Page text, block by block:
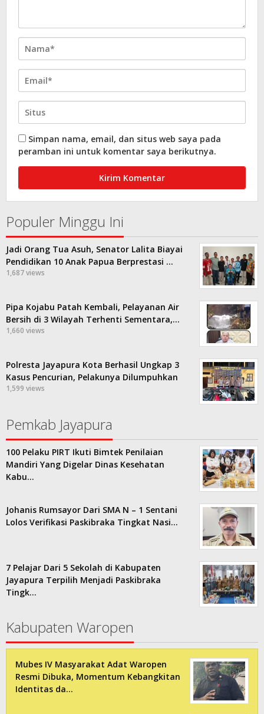
Simpan nama, email, dan situs web saya pada
peramban ini untuk komentar saya berikutnya.
Populer Minggu Ini
Jadi Orang Tua Asuh, Senator Lalita Biayai
Pendidikan 10 Anak Papua Berprestasi …
1,687 views
Pipa Kojabu Patah Kembali, Pelayanan Air
Bersih di 3 Wilayah Terhenti Sementara,…
1,660 views
Polresta Jayapura Kota Berhasil Ungkap 3
Kasus Pencurian, Pelakunya Dilumpuhkan
1,599 views
Pemkab Jayapura
100 Pelaku PIRT Ikuti Bimtek Penilaian
Mandiri Yang Digelar Dinas Kesehatan
Kabu…
Johanis Rumsayor Dari SMA N – 1 Sentani
Lolos Verifikasi Paskibraka Tingkat Nasi…
7 Pelajar Dari 5 Sekolah di Kabupaten
Jayapura Terpilih Menjadi Paskibraka
Tingk…
Kabupaten Waropen
Mubes IV Masyarakat Adat Waropen
Resmi Dibuka, Momentum Kebangkitan
Identitas da…